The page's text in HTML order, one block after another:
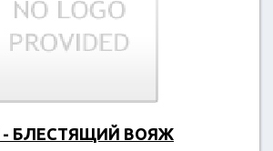
- БЛЕСТЯЩИЙ ВОЯЖ